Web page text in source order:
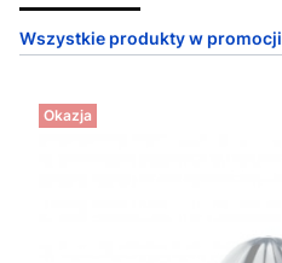
Wszystkie produkty w promocji
Okazja